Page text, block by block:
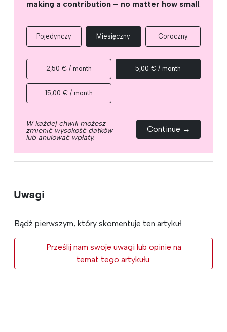
making a contribution – no matter how small
Pojedynczy Miesięczny Coroczny
2,50 € / month 5,00 € / month
15,00 € / month
W każdej chwili możesz
zmienić wysokość datków
lub anulować wpłaty.
Continue →
Uwagi
Bądź pierwszym, który skomentuje ten artykuł
Prześlij nam swoje uwagi lub opinie na
temat tego artykułu.